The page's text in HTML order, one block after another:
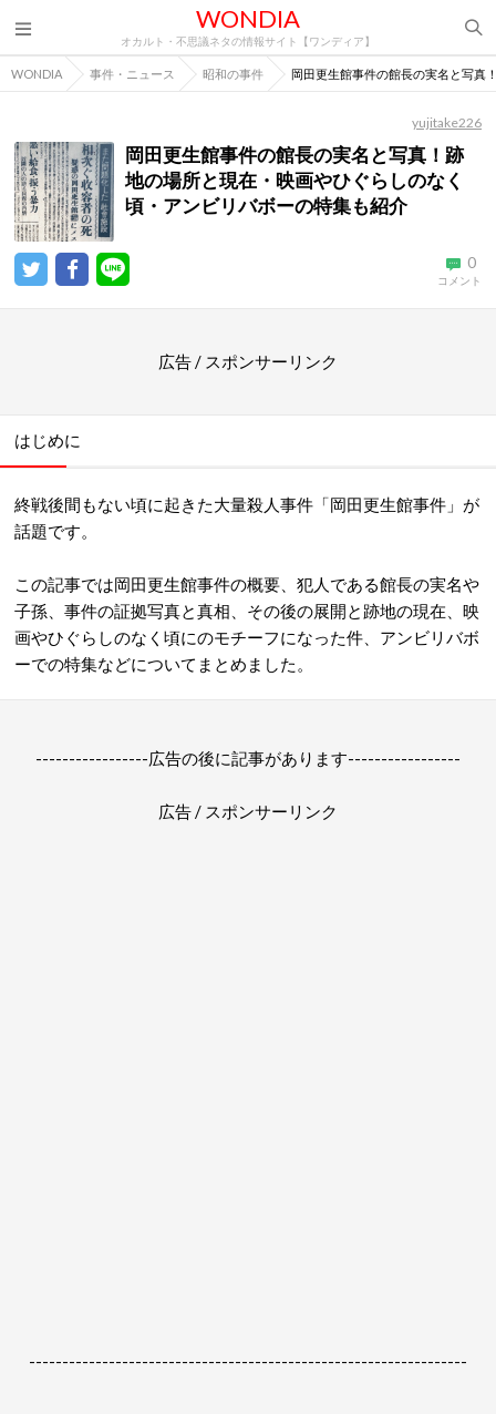
WONDIA
オカルト・不思議ネタの情報サイト【ワンディア】
WONDIA 事件・ニュース 昭和の事件 岡田更生館事件の館長の実名と写真
yujitake226
岡田更生館事件の館長の実名と写真！跡
地の場所と現在・映画やひぐらしのなく
頃・アンビリバボーの特集も紹介
0
コメント
広告 / スポンサーリンク
はじめに
終戦後間もない頃に起きた大量殺人事件「岡田更生館事件 」が
話題です。
この記事では岡田更生館事件の概要、犯人である館長の実名や
子孫、事件の証拠写真と真相、 その後の展開と跡地の現在、映
画やひぐらしのなく頃にのモチーフになった件、アンビリバボ
ーでの特集などについてまとめました。
-----------------広告の後に記事があります-----------------
広告 / スポンサーリンク
------------------------------------------------------------------